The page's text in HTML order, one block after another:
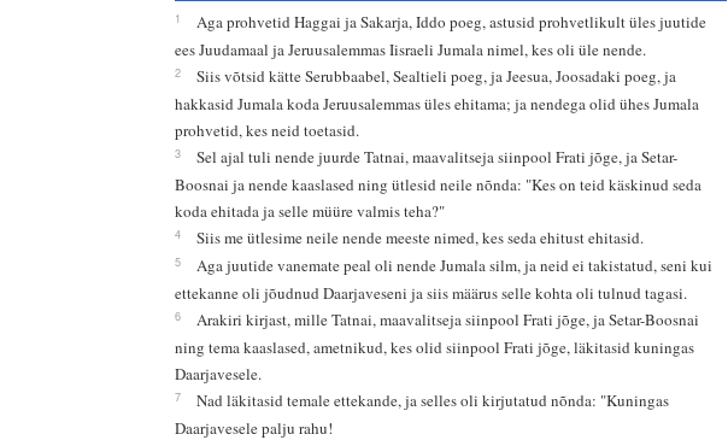
1
Aga prohvetid Haggai ja Sakarja, Iddo poeg, astusid prohvetlikult üles juutide
ees Juudamaal ja Jeruusalemmas Iisraeli Jumala nimel, kes oli üle nende.
2
Siis võtsid kätte Serubbaabel, Sealtieli poeg, ja Jeesua, Joosadaki poeg, ja
hakkasid Jumala koda Jeruusalemmas üles ehitama; ja nendega olid ühes Jumala
prohvetid, kes neid toetasid.
3
Sel ajal tuli nende juurde Tatnai, maavalitseja siinpool Frati jõge, ja Setar-
Boosnai ja nende kaaslased ning ütlesid neile nõnda: "Kes on teid käskinud seda
koda ehitada ja selle müüre valmis teha?"
4 Siis me ütlesime neile nende meeste nimed, kes seda ehitust ehitasid.
5
Aga juutide vanemate peal oli nende Jumala silm, ja neid ei takistatud, seni kui
ettekanne oli jõudnud Daarjaveseni ja siis määrus selle kohta oli tulnud tagasi.
6
Arakiri kirjast, mille Tatnai, maavalitseja siinpool Frati jõge, ja Setar-Boosnai
ning tema kaaslased, ametnikud, kes olid siinpool Frati jõge, läkitasid kuningas
Daarjavesele.
7
Nad läkitasid temale ettekande, ja selles oli kirjutatud nõnda: "Kuningas
Daarjavesele palju rahu!